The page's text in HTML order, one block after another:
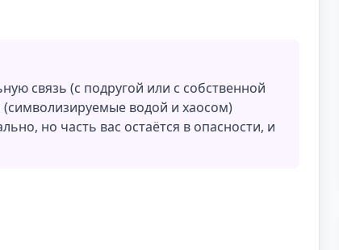
связь (с подругой или с собственной
(символизируемые водой и хаосом)
но часть вас остаётся в опасности, и